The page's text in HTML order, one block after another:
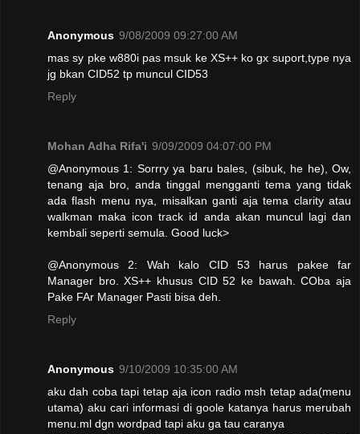
Anonymous 9/08/2009 09:27:00 AM
mas sy pke w880i pas msuk ke XS++ ko gx suport,type nya
jg bkan CID52 tp muncul CID53
Reply
Mohan Adha Rifa'i 9/09/2009 04:07:00 PM
@Anonymous 1: Sorrry ya baru bales, (sibuk, he he), Ow,
tenang aja bro, anda tinggal mengganti tema yang tidak
ada flash menu nya, misalkan ganti aja tema clarity atau
walkman maka icon track id anda akan muncul lagi dan
kembali seperti semula. Good luck>
@Anonymous 2: Wah kalo CID 53 harus pakee far
Manager bro. XS++ khusus CID 52 ke bawah. COba aja
Pake FAr Manager Pasti bisa deh.
Reply
Anonymous 9/10/2009 10:35:00 AM
aku dah coba tapi tetap aja icon radio msh tetap ada(menu
utama) aku cari informasi di goole katanya harus merubah
menu.ml dgn wordpad tapi aku ga tau caranya